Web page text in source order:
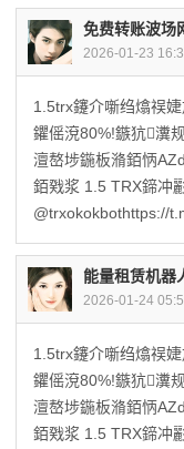
免费转账波场
2026-01-23
1.5trx鑳介噺绉熻祦
鑺傜渷80%!鏃犺瀵
澶嶅埗鍦板潃銆怲
銆戣浆 1.5 TRX鍗冲
@trxokokbothttps://
能量租赁机器
2026-01-24
1.5trx鑳介噺绉熻祦
鑺傜渷80%!鏃犺瀵
澶嶅埗鍦板潃銆怲
銆戣浆 1.5 TRX鍗冲